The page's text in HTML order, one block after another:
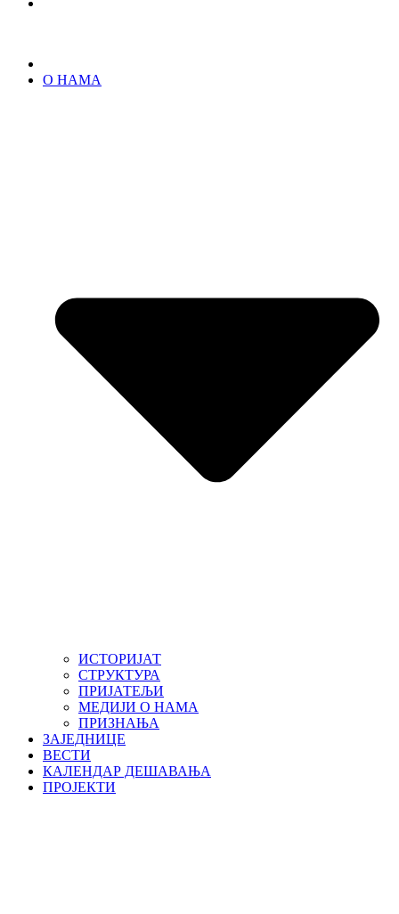
О НАМА
ИСТОРИЈАТ
СТРУКТУРА
ПРИЈАТЕЉИ
МЕДИЈИ О НАМА
ПРИЗНАЊА
ЗАЈЕДНИЦЕ
ВЕСТИ
КАЛЕНДАР ДЕШАВАЊА
ПРОЈЕКТИ